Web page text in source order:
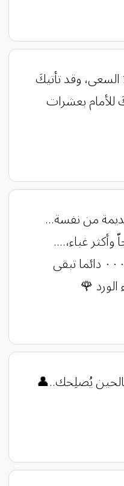
وقد تأتيكَ
بعشرات
من نفسة...
غباء،....
لكنها أكثر سعادة وراحة.... ٠٠٠ دائما تبقى
🌹
يُصلِحك..👤